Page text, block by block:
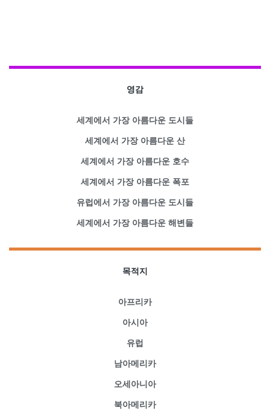
영감
세계에서 가장 아름다운 도시들
세계에서 가장 아름다운 산
세계에서 가장 아름다운 호수
세계에서 가장 아름다운 폭포
유럽에서 가장 아름다운 도시들
세계에서 가장 아름다운 해변들
목적지
아프리카
아시아
유럽
남아메리카
오세아니아
북아메리카